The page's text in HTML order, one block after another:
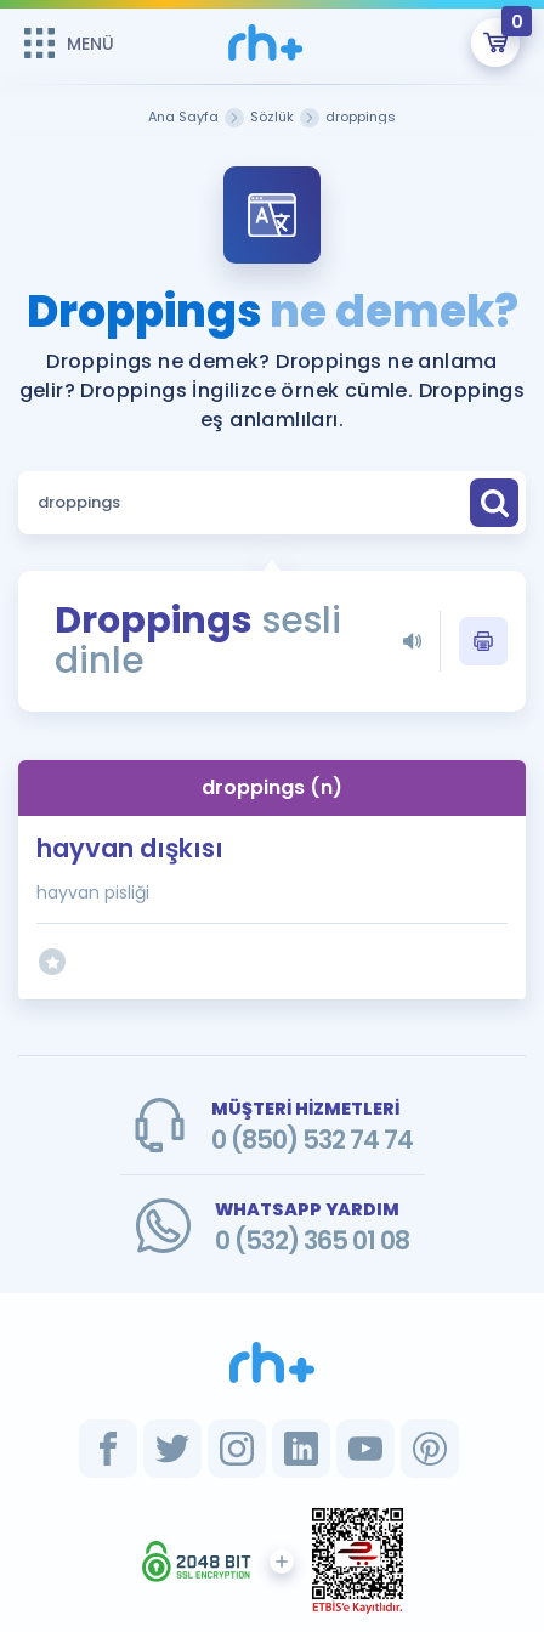
MENÜ
0
Şifremi Hatırlamıyorum
ÜYE DEĞİLİM
Sepetin Şu An Boş.
Remzi Hoca ile seni sınava hazırlayacak onlarca eğitim seni
bekliyor!
MENÜ
Katılımcı Görüşleri
Faydalı Araçlar
Sözlük
Rehberlik Aracı
ÖSYM Sınav Takvimi
İngilizce Gramer
Hakkımızda
Ana Sayfa Sözlük droppings
Droppingsne demek?
Droppings ne demek? Droppings ne anlama
gelir? Droppings İngilizce örnek cümle. Droppings
eş anlamlıları.
Droppings sesli
dinle
droppings (n)
hayvan dışkısı
hayvan pisliği
MÜŞTERİ HİZMETLERİ
0 (850) 532 74 74
WHATSAPP YARDIM
0 (532) 365 01 08